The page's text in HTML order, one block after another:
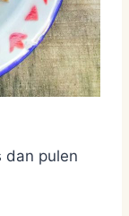
dan pulen